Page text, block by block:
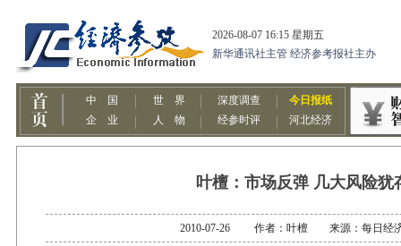
叶檀：市场反弹 几大风险犹
2010-07-26 作者：叶檀 来源：每日经